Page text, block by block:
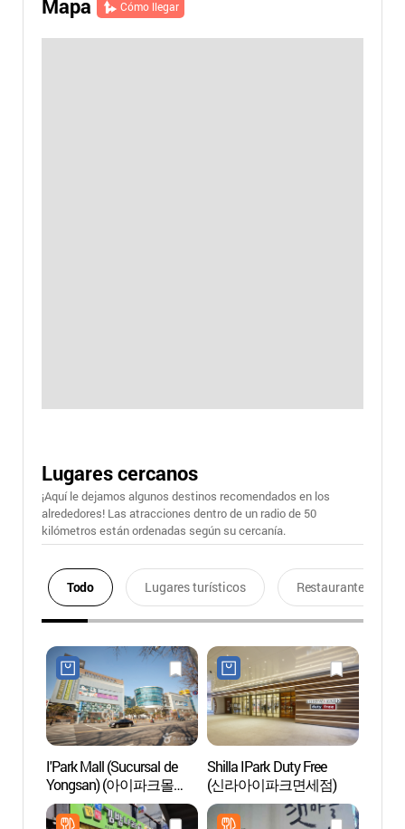
Mapa Cómo llegar
Lugares cercanos
¡Aquí le dejamos algunos destinos recomendados en los
alrededores! Las atracciones dentro de un radio de 50
kilómetros están ordenadas según su cercanía.
Todo Lugares turísticos Restaurantes
I'Park Mall (Sucursal de
Yongsan) (아이파크몰
용산점)
Shilla IPark Duty Free
(신라아이파크면세점)